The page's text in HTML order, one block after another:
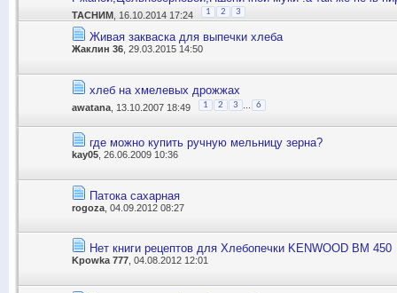
ТАСНИМ , 16.10.2014 17:24 1 2 3
Живая закваска для выпечки хлеба
Жаклин 36 , 29.03.2015 14:50
хлеб на хмелевых дрожжах
awatana , 13.10.2007 18:49 1 2 3 6
где можно купить ручную мельницу зерна?
kay05 , 26.06.2009 10:36
Патока сахарная
rogoza , 04.09.2012 08:27
Нет книги рецептов для Хлебопечки KENWOOD BM 450
Kpowka 777 , 04.08.2012 12:01